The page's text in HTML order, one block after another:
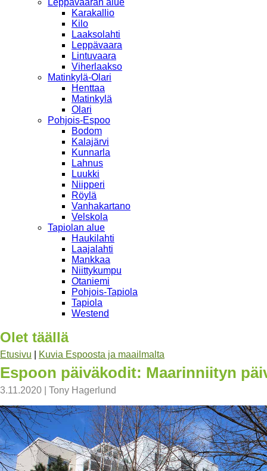
Karakallio
Kilo
Laaksolahti
Leppävaara
Lintuvaara
Viherlaakso
Matinkylä-Olari
Henttaa
Matinkylä
Olari
Pohjois-Espoo
Bodom
Kalajärvi
Kunnarla
Lahnus
Luukki
Niipperi
Röylä
Vanhakartano
Velskola
Tapiolan alue
Haukilahti
Laajalahti
Mankkaa
Niittykumpu
Otaniemi
Pohjois-Tapiola
Tapiola
Westend
Olet täällä
Etusivu Kuvia Espoosta ja maailmalta
Espoon päiväkodit: Maarinniityn
3.11.2020 Tony Hagerlund